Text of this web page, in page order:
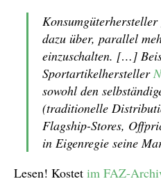
dazu über, parallel
einzuschalten. […]
Sportartikelhersteller
sowohl den
(traditionelle
Flagship-Stores,
in Eigenregie seine
Lesen! Kostet im FAZ-